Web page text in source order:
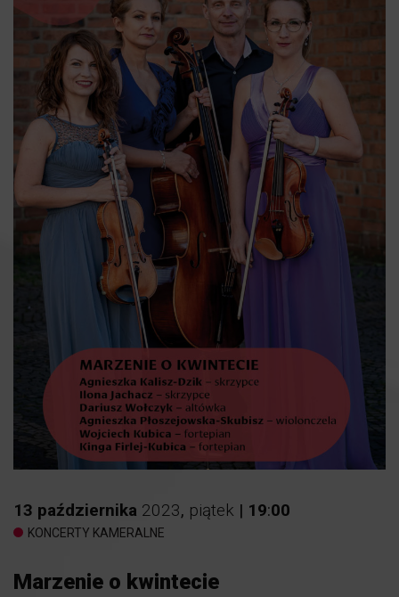
13 października 2023, piątek | 19:00
KONCERTY KAMERALNE
Marzenie o kwintecie